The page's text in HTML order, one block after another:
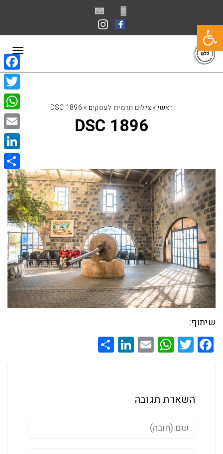
פתח סרגל נגישות
ראשי» צילום תדמית לעסקים »
DSC 1896
DSC 1896
שיתוף:
Facebook
Twitter
WhatsApp
Email
LinkedIn
השארת תגובה